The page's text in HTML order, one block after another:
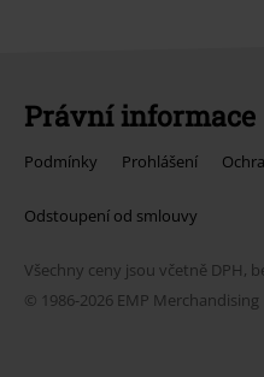
Právní informace
Podmínky Prohlášení
Odstoupení od smlouvy
Všechny ceny jsou včetně DPH,
© 1986-2026 EMP Merchandising